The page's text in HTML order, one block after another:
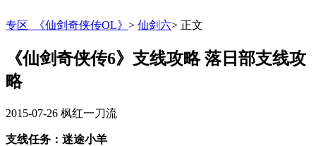
专区_《仙剑奇侠传OL》 > 仙剑六> 正文
《仙剑奇侠传6》支线攻略 落日部支线攻
略
2015-07-26 枫红一刀流
支线任务：迷途小羊